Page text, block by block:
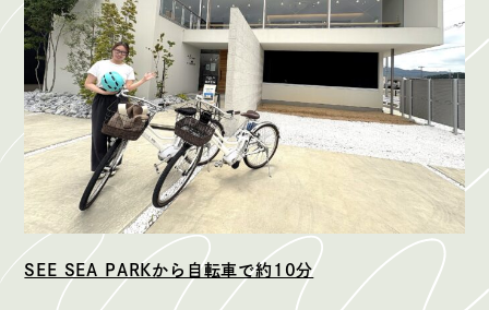
SEE SEA PARKから自転車で約10分